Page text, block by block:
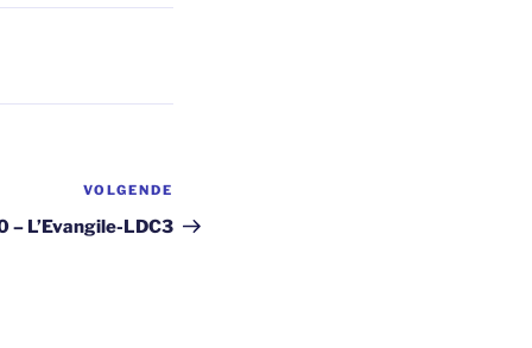
bericht
VOLGENDE
– L’Evangile-LDC3